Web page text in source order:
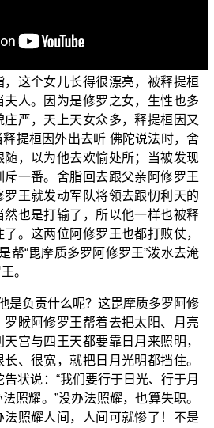
涌水阿修罗王。“毘摩质多罗阿修
名气的，有一传说是这样子——因
这个女儿长得很漂亮，被释提桓
夫人。因为是修罗之女，生性也多
严，天上天女众多，释提桓因又
提桓因外出去听 佛陀说法时，舍
随，以为他去欢愉处所；当被发现
一番。舍脂回去跟父亲阿修罗王
王就发动军队将领去跟忉利天的
也是打输了，所以他一样也被释
。这两位阿修罗王也都打败仗，
帮“毘摩质多罗阿修罗王”泼水去淹
。
是负责什么呢？这毘摩质多罗阿修
睺阿修罗王帮着去把太阳、月亮
宫与四王天都要靠日月来照明，
、很宽，就把日月光明都挡住。
状说：“我们要行于日光、行于月
照耀。”没办法照耀，也算失职。
法照耀人间，人间可就惨了！不是